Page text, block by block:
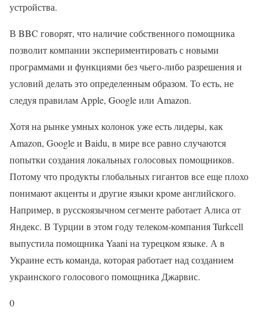
устройства.
В BBC говорят, что наличие собственного помощника
позволит компании экспериментировать с новыми
программами и функциями без чьего-либо разрешения и
условий делать это определенным образом. То есть, не
следуя правилам Apple, Google или Amazon.
Хотя на рынке умных колонок уже есть лидеры, как
Amazon, Google и Baidu, в мире все равно случаются
попытки создания локальных голосовых помощников.
Потому что продукты глобальных гигантов все еще плохо
понимают акценты и другие языки кроме английского.
Например, в русскоязычном сегменте работает Алиса от
Яндекс. В Турции в этом году телеком-компания Turkcell
выпустила помощника Yaani на турецком языке. А в
Украине есть команда, которая работает над созданием
украинского голосового помощника Джарвис.
0